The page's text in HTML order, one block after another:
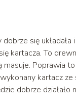
się układała
kartacza. To
masuje. Poprawia
kartacz
dobrze działało